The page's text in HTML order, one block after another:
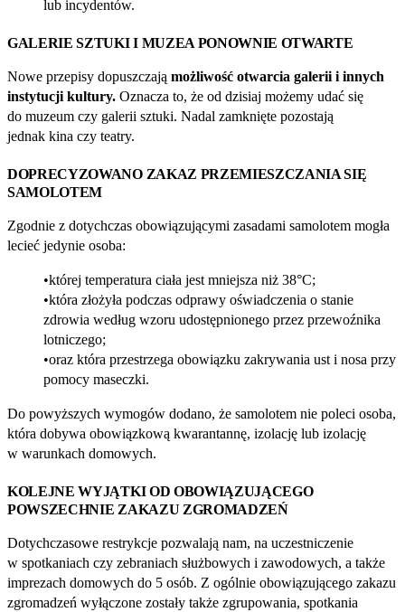
lub incydentów.
GALERIE SZTUKI I MUZEA PONOWNIE OTWARTE
Nowe przepisy dopuszczają możliwość otwarcia galerii i innych
instytucji kultury. Oznacza to, że od dzisiaj możemy udać się
do muzeum czy galerii sztuki. Nadal zamknięte pozostają
jednak kina czy teatry.
DOPRECYZOWANO ZAKAZ PRZEMIESZCZANIA SIĘ
SAMOLOTEM
Zgodnie z dotychczas obowiązującymi zasadami samolotem mogła
lecieć jedynie osoba:
której temperatura ciała jest mniejsza niż 38°C;
która złożyła podczas odprawy oświadczenia o stanie
zdrowia według wzoru udostępnionego przez przewoźnika
lotniczego;
oraz która przestrzega obowiązku zakrywania ust i nosa przy
pomocy maseczki.
Do powyższych wymogów dodano, że samolotem nie poleci osoba,
która dobywa obowiązkową kwarantannę, izolację lub izolację
w warunkach domowych.
KOLEJNE WYJĄTKI OD OBOWIĄZUJĄCEGO
POWSZECHNIE ZAKAZU ZGROMADZEŃ
Dotychczasowe restrykcje pozwalają nam, na uczestniczenie
w spotkaniach czy zebraniach służbowych i zawodowych, a także
imprezach domowych do 5 osób. Z ogólnie obowiązującego zakazu
zgromadzeń wyłączone zostały także zgrupowania, spotkania